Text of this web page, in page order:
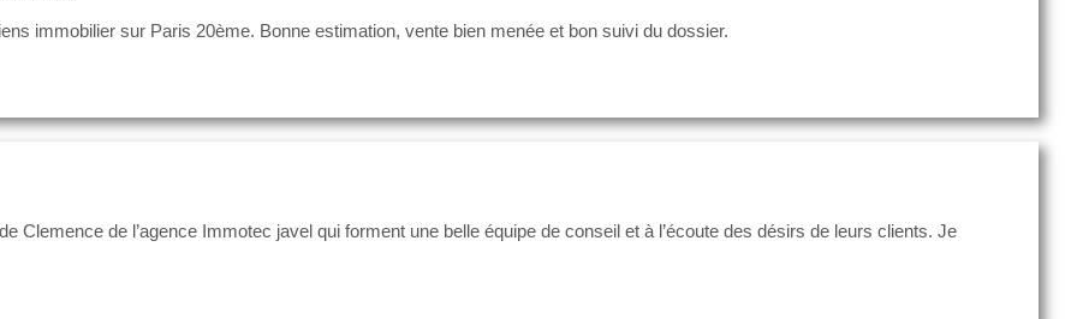
immobilier sur Paris 20ème. Bonne estimation, vente bien menée et bon suivi du dossier.
Clemence de l’agence Immotec javel qui forment une belle équipe de conseil et à l’écoute des désirs de leurs clients. Je